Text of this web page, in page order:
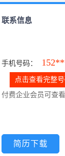
联系信息
手机号码：
点击查看完整
付费企业会员可查看
简历下载